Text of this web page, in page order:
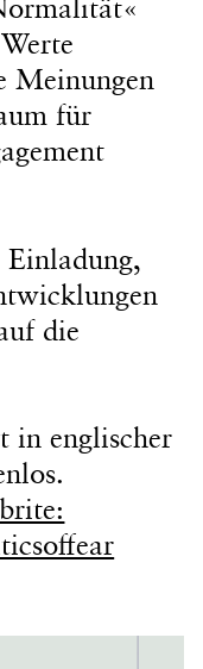
Meinungen
für
die
in englischer